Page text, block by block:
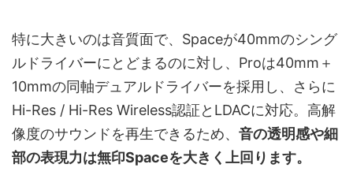
特に大きいのは音質面で、Spaceが40mmのシング
ルドライバーにとどまるのに対し、Proは40mm＋
10mmの同軸デュアルドライバーを採用し、さらに
Hi-Res / Hi-Res Wireless認証とLDACに対応。高解
像度のサウンドを再生できるため、 音の透明感や細
部の表現力は無印Spaceを大きく上回ります。